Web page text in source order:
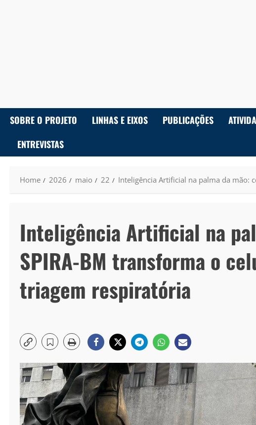
SOBRE O PROJETO LINHAS E EIXOS PUBLICAÇÕES
ENTREVISTAS
Home 2026 maio 22 Inteligência Artificial na palma da mão:
Inteligência Artificial na
SPIRA-BM transforma o
triagem respiratória